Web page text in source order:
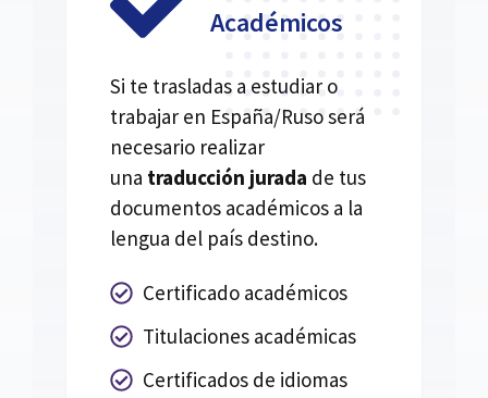
Académicos
Si te trasladas a estudiar o
trabajar en España/Ruso será
necesario realizar
una traducción jurada de tus
documentos académicos a la
lengua del país destino.
Certificado académicos
Titulaciones académicas
Certificados de idiomas